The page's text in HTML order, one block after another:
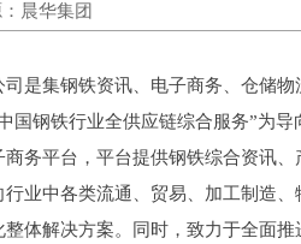
晨华集团
是集钢铁资讯、电子商务、仓储
国钢铁行业全供应链综合服务”为
务平台，平台提供钢铁综合资讯
业中各类流通、贸易、加工制造
体解决方案。同时，致力于全面